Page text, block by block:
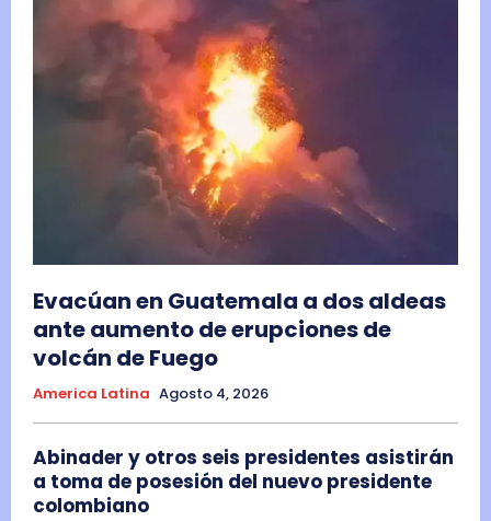
Evacúan en Guatemala a dos aldeas
ante aumento de erupciones de
volcán de Fuego
America Latina Agosto 4, 2026
Abinader y otros seis presidentes asistirán
a toma de posesión del nuevo presidente
colombiano